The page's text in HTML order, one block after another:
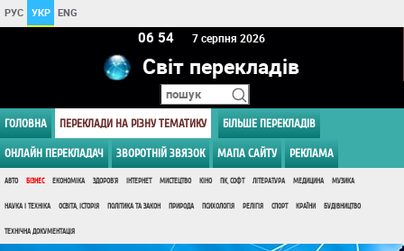
РУС УКР ENG
06:54 7 серпня 2026
Світ перекладів
ГОЛОВНА ПЕРЕКЛАДИ НА РІЗНУ ТЕМАТИКУ БІЛЬШЕ ПЕРЕКЛАДІВ
ОНЛАЙН ПЕРЕКЛАДАЧ ЗВОРОТНІЙ ЗВЯЗОК МАПА САЙТУ РЕКЛАМА
АВТО БІЗНЕС ЕКОНОМІКА ЗДОРОВ'Я ІНТЕРНЕТ МИСТЕЦТВО КІНО ПК, СОФТ ЛІТЕРАТУРА МЕДИЦИНА МУЗИКА
НАУКА І ТЕХНІКА ОСВІТА, ІСТОРІЯ ПОЛІТИКА ТА ЗАКОН ПРИРОДА ПСИХОЛОГІЯ РЕЛІГІЯ СПОРТ КРАЇНИ БУДІВНИЦТВО
ТЕХНІЧНА ДОКУМЕНТАЦІЯ